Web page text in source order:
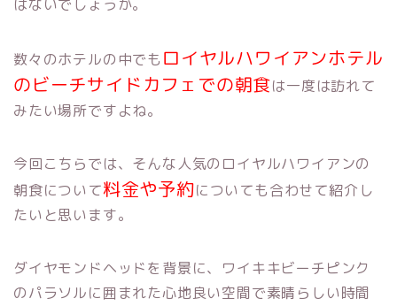
はないでしょうか。
数々のホテルの中でも ロイヤルハワイアンホテル
のビーチサイドカフェでの朝食は一度は訪れて
みたい場所ですよね。
今回こちらでは、そんな人気のロイヤルハワイアンの
朝食について料金や予約についても合わせて紹介し
たいと思います。
ダイヤモンドヘッドを背景に、ワイキキビーチピンク
のパラソルに囲まれた心地良い空間で素晴らしい時間